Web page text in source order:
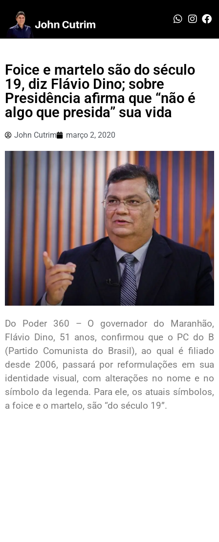
Foice e martelo são do século
19, diz Flávio Dino; sobre
Presidência afirma que “não é
algo que presida” sua vida
John Cutrim março 2, 2020
Do Poder 360 – O governador do Maranhão,
Flávio Dino, 51 anos, confirmou que o PC do B
(Partido Comunista do Brasil), ao qual é filiado
desde 2006, passará por reformulações em sua
identidade visual, com alterações no nome e no
símbolo da legenda. Para ele, os atuais símbolos,
a foice e o martelo, são “do século 19”.